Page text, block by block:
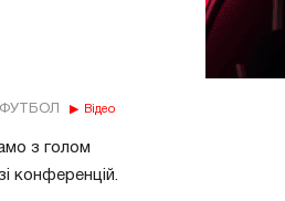
ФУТБОЛ Відео
з голом
конференцій.